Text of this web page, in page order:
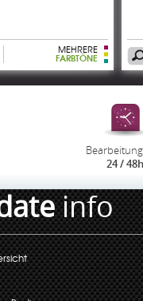
MEHRERE
FARBTÖNE
24 / 48h
info